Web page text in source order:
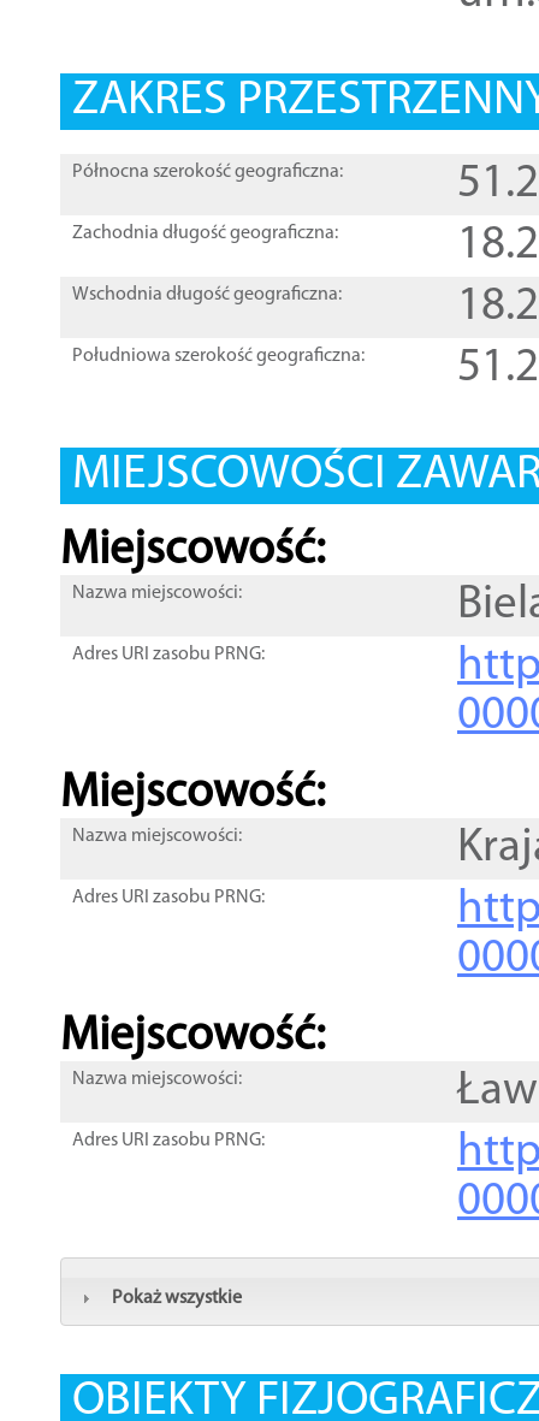
ZAKRES
Północna szerokość geograficzna:
Zachodnia długość geograficzna:
Wschodnia długość geograficzna:
Południowa szerokość geograficzna:
MIEJSCOWOŚCI
Miejscowość:
Nazwa miejscowości:
Adres URI zasobu PRNG:
Miejscowość:
Nazwa miejscowości:
Adres URI zasobu PRNG:
Miejscowość:
Nazwa miejscowości:
Adres URI zasobu PRNG:
Pokaż wszystkie
OBIEKTY